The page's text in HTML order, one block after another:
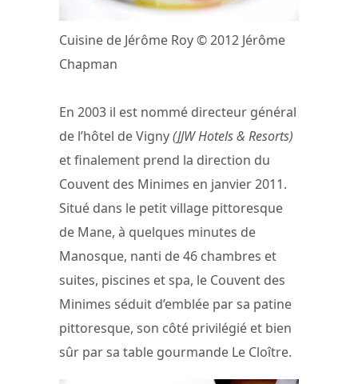
Cuisine de Jérôme Roy © 2012 Jérôme
Chapman
En 2003 il est nommé directeur général
de l’hôtel de Vigny(JJW Hotels & Resorts)
et finalement prend la direction du
Couvent des Minimes en janvier 2011.
Situé dans le petit village pittoresque
de Mane, à quelques minutes de
Manosque, nanti de 46 chambres et
suites, piscines et spa, le Couvent des
Minimes séduit d’emblée par sa patine
pittoresque, son côté privilégié et bien
sûr par sa table gourmande Le Cloître.